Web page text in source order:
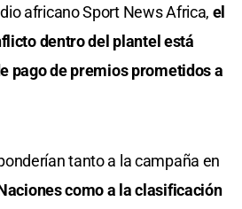
africano Sport News Africa, el
dentro del plantel está
pago de premios prometidos a
tanto a la campaña en
como a la clasificación